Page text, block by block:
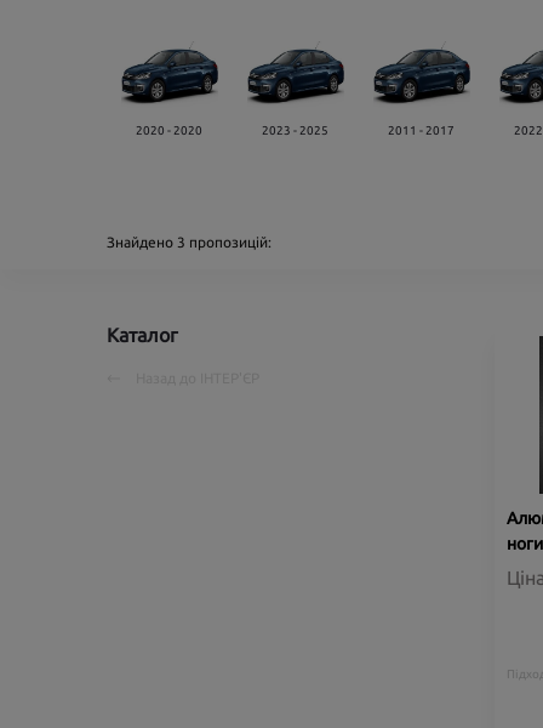
2020 - 2020 2023 - 2025 2011 - 2017
Знайдено 3 пропозицій:
Каталог
ноги